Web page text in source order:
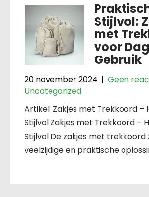
Stijlvol:
met
voor
Gebruik
20 november 2024 | Geen
Uncategorized
Artikel: Zakjes met Trekkoord –
Stijlvol Zakjes met Trekkoord –
Stijlvol De zakjes met trekkoord
veelzijdige en praktische